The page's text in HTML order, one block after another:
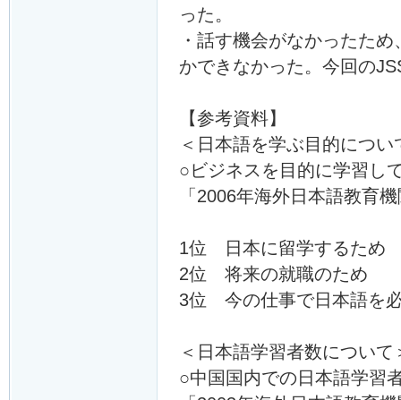
った。
・話す機会がなかったた
かできなかった。今回の
【参考資料】
＜日本語を学ぶ目的につい
○ビジネスを目的に学習し
「2006年海外日本語教育
1位 日本に留学するため
2位 将来の就職のため
3位 今の仕事で日本語を
＜日本語学習者数について
○中国国内での日本語学習